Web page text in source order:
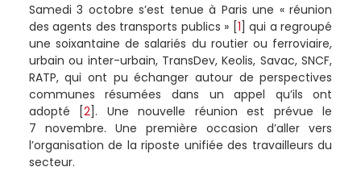
Samedi 3 octobre s’est tenue à Paris une « réunion
des agents des transports publics » [1] qui a regroupé
une soixantaine de salariés du routier ou ferroviaire,
urbain ou inter-urbain, TransDev, Keolis, Savac, SNCF,
RATP, qui ont pu échanger autour de perspectives
communes résumées dans un appel qu’ils ont
adopté [2] . Une nouvelle réunion est prévue le
7 novembre. Une première occasion d’aller vers
l’organisation de la riposte unifiée des travailleurs du
secteur.